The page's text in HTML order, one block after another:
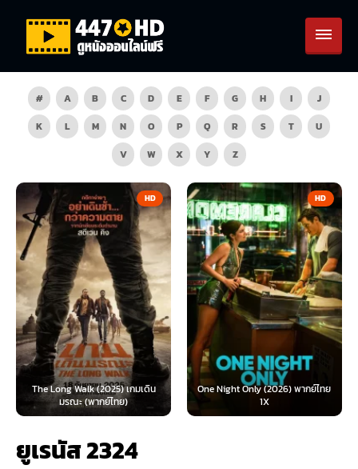
# A B C D E F G H I
J
K
L M N O P Q R S T
U
V
W X Y Z
HD
The Long Walk (2025) เกมเดิน
มรณะ (พากย์ไทย)
HD
One Night Only (2026) พากย์ไทย
1X
ยูเรนัส 2324